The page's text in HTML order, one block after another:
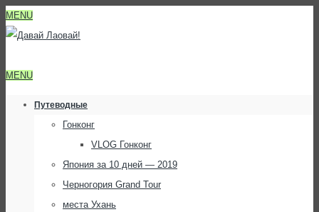
MENU
MENU
Путеводные
Гонконг
VLOG Гонконг
Япония за 10 дней — 2019
Черногория Grand Tour
места Ухань